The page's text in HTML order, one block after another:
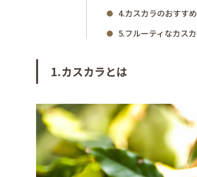
4.カスカラのおすす
5.フルーティなカス
1.カスカラとは